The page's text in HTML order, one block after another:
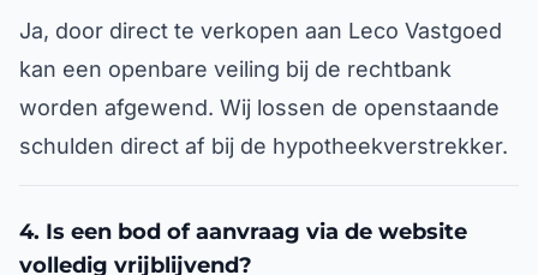
Ja, door direct te verkopen aan Leco Vastgoed
kan een openbare veiling bij de rechtbank
worden afgewend. Wij lossen de openstaande
schulden direct af bij de hypotheekverstrekker.
4. Is een bod of aanvraag via de website
volledig vrijblijvend?